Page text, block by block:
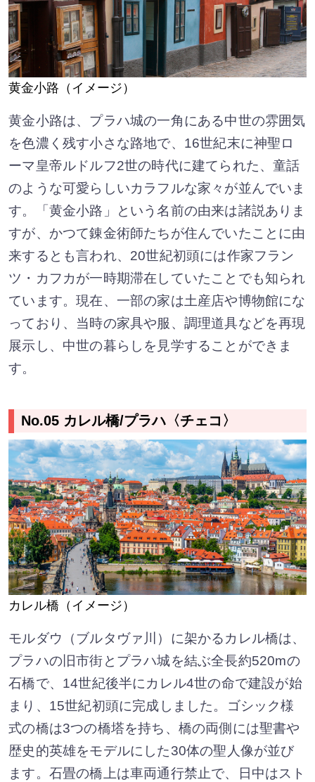
黄金小路（イメージ）
黄金小路は、プラハ城の一角にある中世の雰囲気
を色濃く残す小さな路地で、16世紀末に神聖ロ
ーマ皇帝ルドルフ2世の時代に建てられた、童話
のような可愛らしいカラフルな家々が並んでいま
す。「黄金小路」という名前の由来は諸説ありま
すが、かつて錬金術師たちが住んでいたことに由
来するとも言われ、20世紀初頭には作家フラン
ツ・カフカが一時期滞在していたことでも知られ
ています。現在、一部の家は土産店や博物館にな
っており、当時の家具や服、調理道具などを再現
展示し、中世の暮らしを見学することができま
す。
No.05 カレル橋/プラハ〈チェコ〉
カレル橋（イメージ）
モルダウ（ブルタヴァ川）に架かるカレル橋は、
プラハの旧市街とプラハ城を結ぶ全長約520mの
石橋で、14世紀後半にカレル4世の命で建設が始
まり、15世紀初頭に完成しました。ゴシック様
式の橋は3つの橋塔を持ち、橋の両側には聖書や
歴史的英雄をモデルにした30体の聖人像が並び
ます。石畳の橋上は車両通行禁止で、日中はスト